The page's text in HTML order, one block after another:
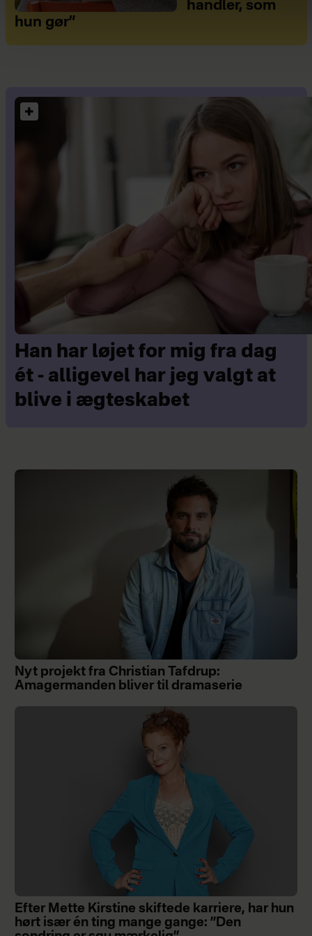
handler, som
hun gør”
Han har løjet for mig fra dag
ét - alligevel har jeg valgt at
blive i ægteskabet
Nyt projekt fra Christian Tafdrup:
Amagermanden bliver til dramaserie
Efter Mette Kirstine skiftede karriere, har hun
hørt især én ting mange gange: ”Den